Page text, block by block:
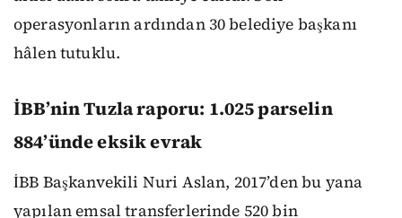
operasyonların ardından 30 belediye başkanı
hâlen tutuklu.
İBB’nin Tuzla raporu: 1.025 parselin
884’ünde eksik evrak
İBB Başkanvekili Nuri Aslan, 2017’den bu yana
yapılan emsal transferlerinde 520 bin